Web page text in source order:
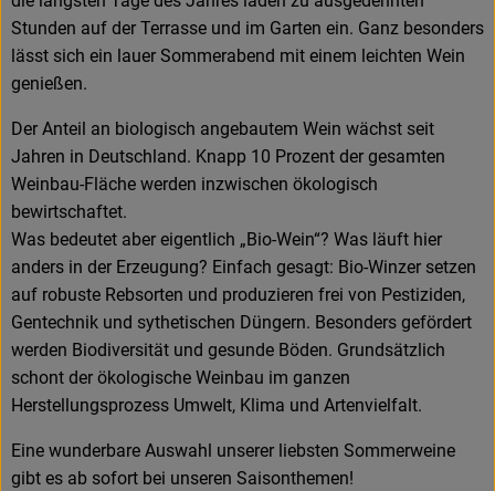
Speisekammer
Getränke
BioDrogerie
So gehts
Über uns
Blog
Bio-Kochboxen
Rezeptarchiv
Stunden auf der Terrasse und im Garten ein. Ganz besonders
lässt sich ein lauer Sommerabend mit einem leichten Wein
genießen.
Der Anteil an biologisch angebautem Wein wächst seit
Jahren in Deutschland. Knapp 10 Prozent der gesamten
Weinbau-Fläche werden inzwischen ökologisch
bewirtschaftet.
Was bedeutet aber eigentlich „Bio-Wein“? Was läuft hier
anders in der Erzeugung? Einfach gesagt: Bio-Winzer setzen
auf robuste Rebsorten und produzieren frei von Pestiziden,
Gentechnik und sythetischen Düngern. Besonders gefördert
werden Biodiversität und gesunde Böden. Grundsätzlich
schont der ökologische Weinbau im ganzen
Herstellungsprozess Umwelt, Klima und Artenvielfalt.
Eine wunderbare Auswahl unserer liebsten Sommerweine
gibt es ab sofort bei unseren Saisonthemen!